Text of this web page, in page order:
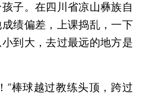
子。在四川省凉山彝族自
绩偏差，上课捣乱，一下
到大，去过最远的地方是
棒球越过教练头顶，跨过